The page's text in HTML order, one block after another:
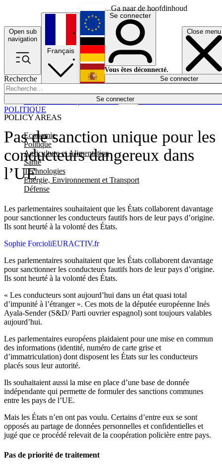
Ga naar de hoofdinhoud
Open sub
navigation
Close menu
Recherche
Se connecter
POLICY AREAS
Economie
Politique
Agriculture et Alimentation
Santé
Technologies
Energie, Environnement et Transport
Défense
Économie
Français
English
Deutsch
Español
Se connecter
Vous êtes déconnecté.
Se connecter
Pas de sanction unique pour les
conducteurs dangereux dans
l’UE
Les parlementaires souhaitaient que les États collaborent davantage
pour sanctionner les conducteurs fautifs hors de leur pays d’origine.
Ils sont heurté à la volonté des États.
POLITIQUE
Sophie ForcioliEURACTIV.fr
Les parlementaires souhaitaient que les États collaborent davantage
pour sanctionner les conducteurs fautifs hors de leur pays d’origine.
Ils sont heurté à la volonté des États.
« Les conducteurs sont aujourd’hui dans un état quasi total
d’impunité à l’étranger ». Ces mots de la députée européenne Inés
Ayala-Sender (S&D/ Parti ouvrier espagnol) sont toujours valables
aujourd’hui.
Les parlementaires européens plaidaient pour une mise en commun
des informations (identité, numéro de carte grise et
d’immatriculation) dont disposent les États sur les conducteurs
placés sous leur autorité.
Ils souhaitaient aussi la mise en place d’une base de donnée
indépendante qui permette de formuler des sanctions communes
entre les pays de l’UE.
Mais les États n’en ont pas voulu. Certains d’entre eux se sont
opposés au partage de données personnelles et confidentielles et
jugé que ce procédé relevait de la coopération policière entre pays.
Pas de priorité de traitement